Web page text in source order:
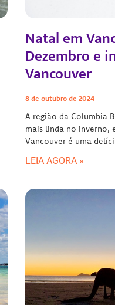
Natal em
Dezembro e
Vancouver
8 de outubro de 2024
A região da Columbia
mais linda no inverno,
Vancouver é uma
LEIA AGORA »